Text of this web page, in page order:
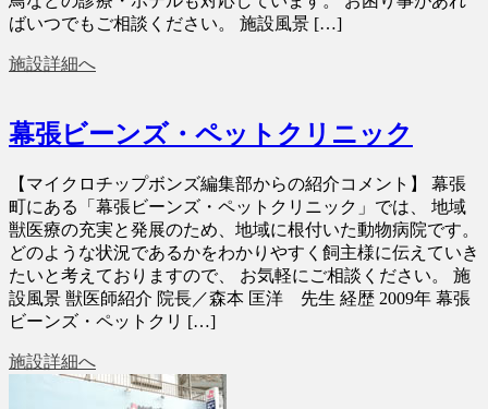
ばいつでもご相談ください。 施設風景 […]
施設詳細へ
幕張ビーンズ・ペットクリニック
【マイクロチップボンズ編集部からの紹介コメント】 幕張
町にある「幕張ビーンズ・ペットクリニック」では、 地域
獣医療の充実と発展のため、地域に根付いた動物病院です。
どのような状況であるかをわかりやすく飼主様に伝えていき
たいと考えておりますので、 お気軽にご相談ください。 施
設風景 獣医師紹介 院長／森本 匡洋 先生 経歴 2009年 幕張
ビーンズ・ペットクリ […]
施設詳細へ